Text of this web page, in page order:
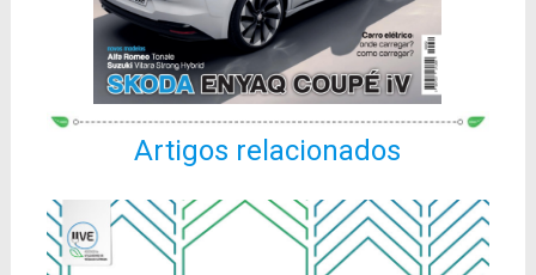
Artigos relacionados